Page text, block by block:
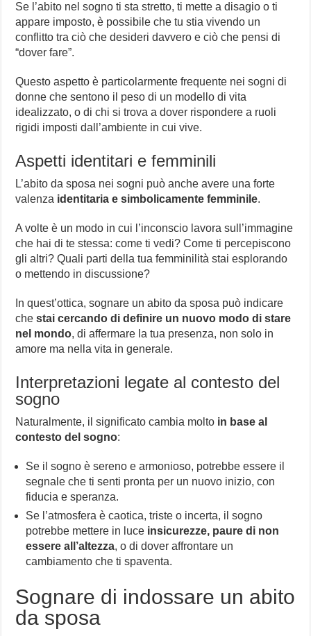
Se l’abito nel sogno ti sta stretto, ti mette a disagio o ti
appare imposto, è possibile che tu stia vivendo un
conflitto tra ciò che desideri davvero e ciò che pensi di
“dover fare”.
Questo aspetto è particolarmente frequente nei sogni di
donne che sentono il peso di un modello di vita
idealizzato, o di chi si trova a dover rispondere a ruoli
rigidi imposti dall’ambiente in cui vive.
Aspetti identitari e femminili
L’abito da sposa nei sogni può anche avere una forte
valenza identitaria e simbolicamente femminile.
A volte è un modo in cui l’inconscio lavora sull’immagine
che hai di te stessa: come ti vedi? Come ti percepiscono
gli altri? Quali parti della tua femminilità stai esplorando
o mettendo in discussione?
In quest’ottica, sognare un abito da sposa può indicare
chestai cercando di definire un nuovo modo di stare
nel mondo, di affermare la tua presenza, non solo in
amore ma nella vita in generale.
Interpretazioni legate al contesto del
sogno
Naturalmente, il significato cambia molto in base al
contesto del sogno:
Se il sogno è sereno e armonioso, potrebbe essere il
segnale che ti senti pronta per un nuovo inizio, con
fiducia e speranza.
Se l’atmosfera è caotica, triste o incerta, il sogno
potrebbe mettere in luce insicurezze, paure di non
essere all’altezza, o di dover affrontare un
cambiamento che ti spaventa.
Sognare di indossare un abito
da sposa